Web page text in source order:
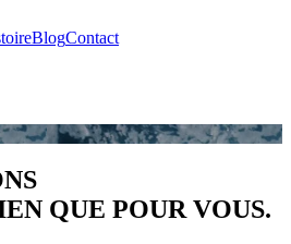
BlogContact
QUE POUR VOUS.